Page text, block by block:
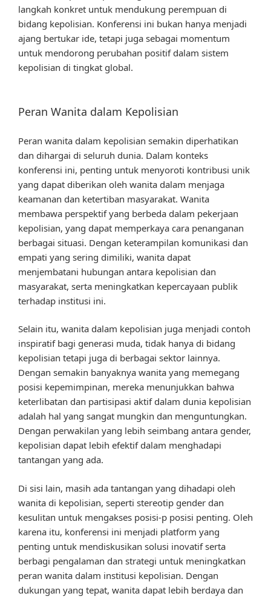
langkah konkret untuk mendukung perempuan di
bidang kepolisian. Konferensi ini bukan hanya menjadi
ajang bertukar ide, tetapi juga sebagai momentum
untuk mendorong perubahan positif dalam sistem
kepolisian di tingkat global.
Peran Wanita dalam Kepolisian
Peran wanita dalam kepolisian semakin diperhatikan
dan dihargai di seluruh dunia. Dalam konteks
konferensi ini, penting untuk menyoroti kontribusi unik
yang dapat diberikan oleh wanita dalam menjaga
keamanan dan ketertiban masyarakat. Wanita
membawa perspektif yang berbeda dalam pekerjaan
kepolisian, yang dapat memperkaya cara penanganan
berbagai situasi. Dengan keterampilan komunikasi dan
empati yang sering dimiliki, wanita dapat
menjembatani hubungan antara kepolisian dan
masyarakat, serta meningkatkan kepercayaan publik
terhadap institusi ini.
Selain itu, wanita dalam kepolisian juga menjadi contoh
inspiratif bagi generasi muda, tidak hanya di bidang
kepolisian tetapi juga di berbagai sektor lainnya.
Dengan semakin banyaknya wanita yang memegang
posisi kepemimpinan, mereka menunjukkan bahwa
keterlibatan dan partisipasi aktif dalam dunia kepolisian
adalah hal yang sangat mungkin dan menguntungkan.
Dengan perwakilan yang lebih seimbang antara gender,
kepolisian dapat lebih efektif dalam menghadapi
tantangan yang ada.
Di sisi lain, masih ada tantangan yang dihadapi oleh
wanita di kepolisian, seperti stereotip gender dan
kesulitan untuk mengakses posisi-p posisi penting. Oleh
karena itu, konferensi ini menjadi platform yang
penting untuk mendiskusikan solusi inovatif serta
berbagi pengalaman dan strategi untuk meningkatkan
peran wanita dalam institusi kepolisian. Dengan
dukungan yang tepat, wanita dapat lebih berdaya dan